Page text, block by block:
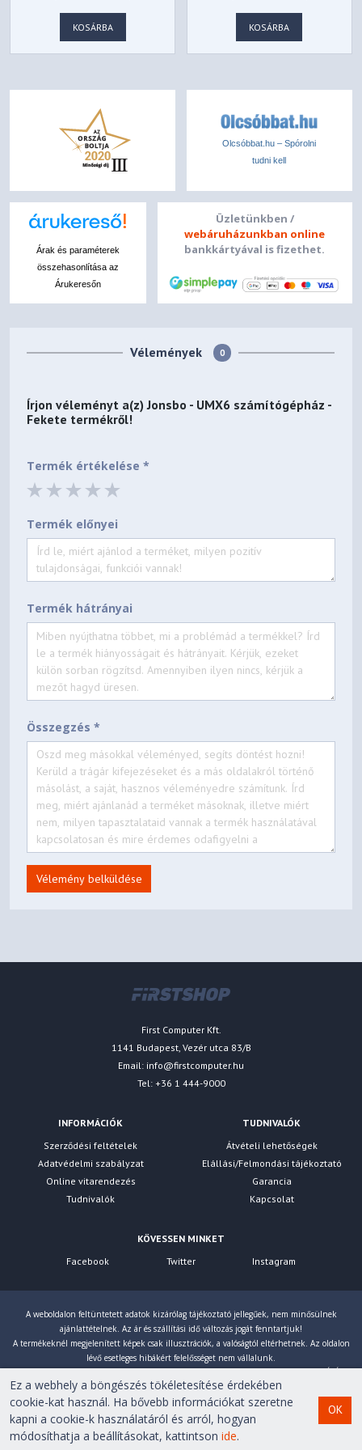
KOSÁRBA KOSÁRBA
Olcsóbbat.hu – Spórolni
tudni kell
Árak és paraméterek
összehasonlítása az
Árukeresőn
Üzletünkben /
webáruházunkban online
bankkártyával is fizethet.
Vélemények 0
Írjon véleményt a(z)Jonsbo - UMX6 számítógépház -
Fekete termékről!
Termék értékelése *
Termék előnyei
Termék hátrányai
Összegzés *
Vélemény belküldése
First Computer Kft.
1141 Budapest, Vezér utca 83/B
Email: info@firstcomputer.hu
Tel: +36 1 444-9000
INFORMÁCIÓK
Szerződési feltételek
Adatvédelmi szabályzat
Online vitarendezés
Tudnivalók
TUDNIVALÓK
Átvételi lehetőségek
Elállási/Felmondási tájékoztató
Garancia
Kapcsolat
KÖVESSEN MINKET
Facebook
Twitter Instagram
A weboldalon feltüntetett adatok kizárólag tájékoztató jellegűek, nem minősülnek
ajánlattételnek. Az ár és szállítási idő változás jogát fenntartjuk!
A termékeknél megjelenített képek csak illusztrációk, a valóságtól eltérhetnek. Az oldalon
lévő esetleges hibákért felelősséget nem vállalunk.
Eltérés esetén a gyártó által megadott paraméterek érvényesek! Bruttó árainkat 27% ÁFÁ-val
számoljuk!
Copyright © 2007-2026 First Computer Kft. Minden jog
fenntartva!
Ez a webhely a böngészés tökéletesítése érdekében
cookie-kat használ. Ha bővebb információkat szeretne
kapni a cookie-k használatáról és arról, hogyan
módosíthatja a beállításokat, kattintsonide.
OK